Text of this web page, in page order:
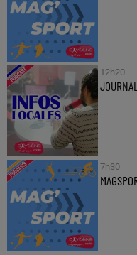
12h20
7h30